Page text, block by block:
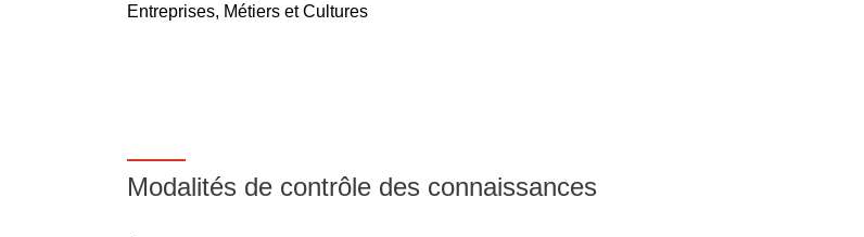
Entreprises, Métiers et Cultures
Modalités de contrôle des connaissances